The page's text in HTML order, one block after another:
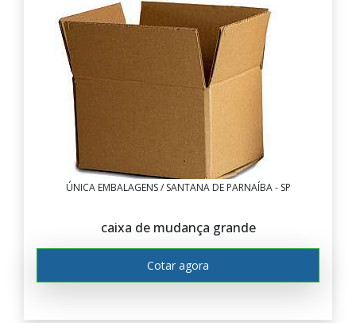
ÚNICA EMBALAGENS / SANTANA DE PARNAÍBA - SP
caixa de mudança grande
Cotar agora